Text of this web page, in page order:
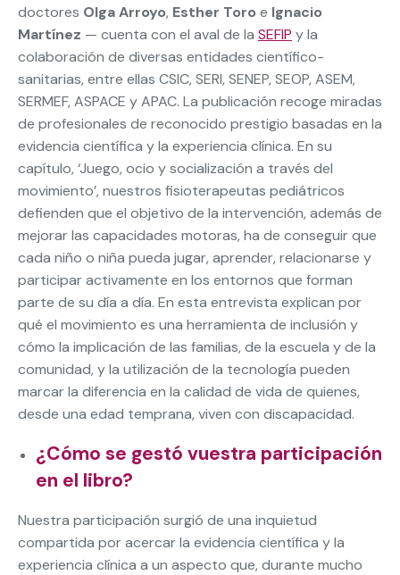
doctores Olga Arroyo, Esther Toro e Ignacio
Martínez — cuenta con el aval de la SEFIP y la
colaboración de diversas entidades científico-
sanitarias, entre ellas CSIC, SERI, SENEP, SEOP, ASEM,
SERMEF, ASPACE y APAC. La publicación recoge miradas
de profesionales de reconocido prestigio basadas en la
evidencia científica y la experiencia clínica. En su
capítulo, ‘Juego, ocio y socialización a través del
movimiento’, nuestros fisioterapeutas pediátricos
defienden que el objetivo de la intervención, además de
mejorar las capacidades motoras, ha de conseguir que
cada niño o niña pueda jugar, aprender, relacionarse y
participar activamente en los entornos que forman
parte de su día a día. En esta entrevista explican por
qué el movimiento es una herramienta de inclusión y
cómo la implicación de las familias, de la escuela y de la
comunidad, y la utilización de la tecnología pueden
marcar la diferencia en la calidad de vida de quienes,
desde una edad temprana, viven con discapacidad.
¿Cómo se gestó vuestra participación
en el libro?
Nuestra participación surgió de una inquietud
compartida por acercar la evidencia científica y la
experiencia clínica a un aspecto que, durante mucho